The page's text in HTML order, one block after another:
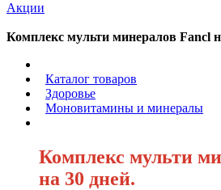
Акции
Комплекс мульти минералов Fancl
Каталог товаров
Здоровье
Моновитамины и минералы
Комплекс мульти
на 30 дней.